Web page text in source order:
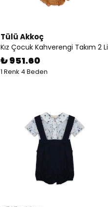
Tülü Akkoç
Kız Çocuk Kahverengi Takım 2 Li
₺ 951.60
1 Renk 4 Beden